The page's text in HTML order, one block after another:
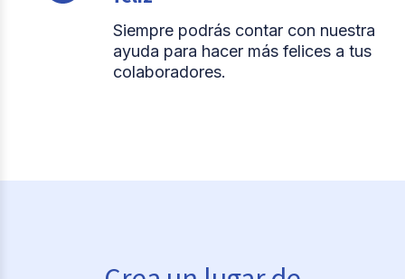
Siempre podrás contar con nuestra
ayuda para hacer más felices a tus
colaboradores.